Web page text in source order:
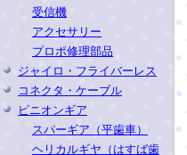
受信機
アクセサリー
プロポ修理部品
ジャイロ・フライバーレス
コネクタ・ケーブル
ピニオンギア
スパーギア（平歯車）
ヘリカルギヤ（はすば歯